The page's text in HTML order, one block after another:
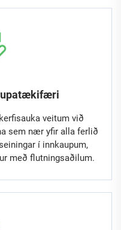
veitum við
sem nær yfir alla ferlið
í innkaupum,
með flutningsaðilum.